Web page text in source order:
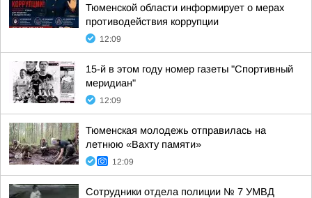
Тюменской области информирует о мерах
противодействия коррупции
12:09
15-й в этом году номер газеты "Спортивный
меридиан"
12:09
Тюменская молодежь отправилась на
летнюю «Вахту памяти»
12:09
Сотрудники отдела полиции № 7 УМВД